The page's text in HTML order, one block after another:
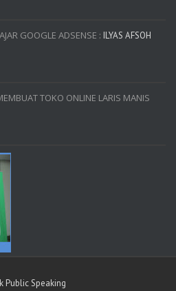
GOOGLE ADSENSE : ILYAS AFSOH
TOKO ONLINE LARIS MANIS
Public Speaking